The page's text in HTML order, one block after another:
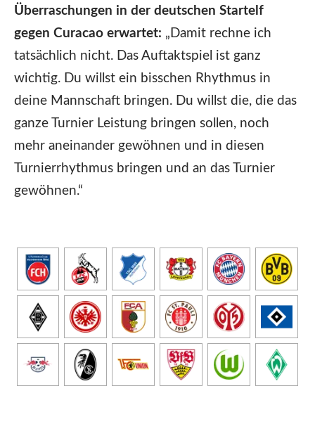
Überraschungen in der deutschen Startelf
gegen Curacao erwartet: „Damit rechne ich
tatsächlich nicht. Das Auftaktspiel ist ganz
wichtig. Du willst ein bisschen Rhythmus in
deine Mannschaft bringen. Du willst die, die das
ganze Turnier Leistung bringen sollen, noch
mehr aneinander gewöhnen und in diesen
Turnierrhythmus bringen und an das Turnier
gewöhnen.“